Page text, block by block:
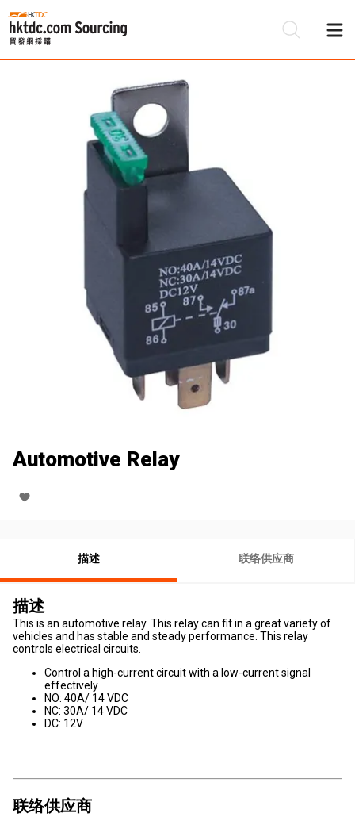
Automotive Relay
描述 联络供应商
描述
This is an automotive relay. This relay can fit in a great variety of
vehicles and has stable and steady performance. This relay
controls electrical circuits.
Control a high-current circuit with a low-current signal
effectively
NO: 40A/ 14 VDC
NC: 30A/ 14 VDC
DC: 12V
联络供应商